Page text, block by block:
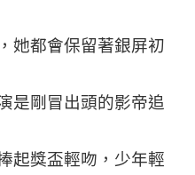
她都會保留著銀屏初
是剛冒出頭的影帝追
起獎盃輕吻，少年輕